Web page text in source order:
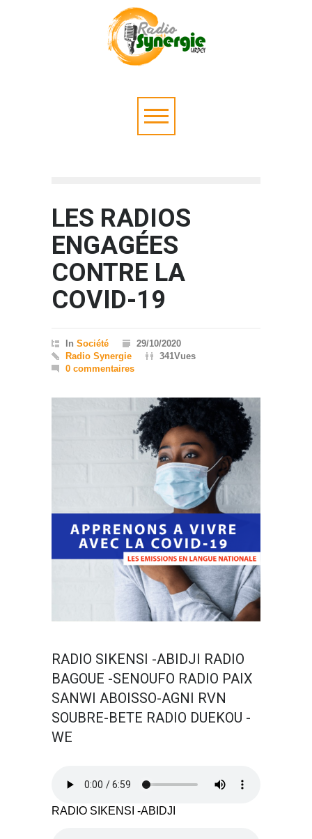
LES RADIOS
ENGAGÉES
CONTRE LA
COVID-19
In Société
29/10/2020
Radio Synergie
341Vues
0 commentaires
RADIO SIKENSI -ABIDJI RADIO
BAGOUE -SENOUFO RADIO PAIX
SANWI ABOISSO-AGNI RVN
SOUBRE-BETE RADIO DUEKOU -
WE
RADIO SIKENSI -ABIDJI